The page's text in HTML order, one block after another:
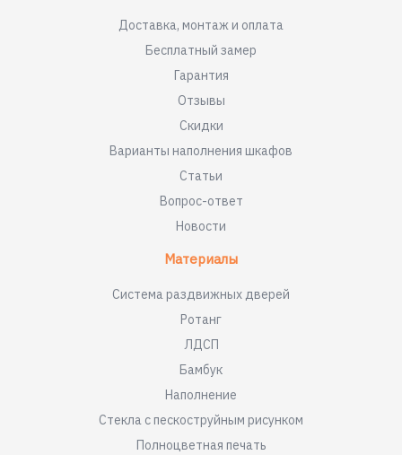
Доставка, монтаж и оплата
Бесплатный замер
Гарантия
Отзывы
Скидки
Варианты наполнения шкафов
Статьи
Вопрос-ответ
Новости
Материалы
Система раздвижных дверей
Ротанг
ЛДСП
Бамбук
Наполнение
Стекла с пескоструйным рисунком
Полноцветная печать